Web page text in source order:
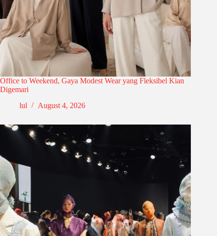
Office to Weekend, Gaya Modest Wear yang Fleksibel Kian
Digemari
lul
August 4, 2026